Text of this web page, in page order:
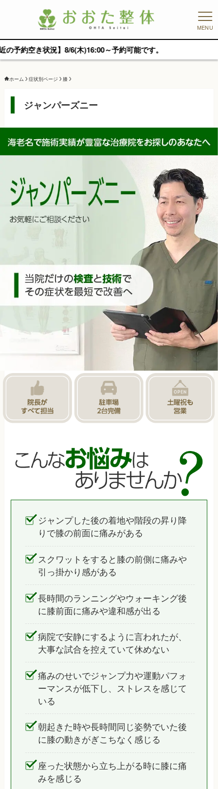
MENU
6(木)16:00～予約可能です。
ホーム 症状別ページ 膝
ジャンパーズニー
ジャンプした後の着地や階段の昇り降
りで膝の前面に痛みがある
スクワットをすると膝の前側に痛みや
引っ掛かり感がある
長時間のランニングやウォーキング後
に膝前面に痛みや違和感が出る
病院で安静にするように言われたが、
大事な試合を控えていて休めない
痛みのせいでジャンプ力や運動パフォ
ーマンスが低下し、ストレスを感じて
いる
朝起きた時や長時間同じ姿勢でいた後
に膝の動きがぎこちなく感じる
座った状態から立ち上がる時に膝に痛
みを感じる